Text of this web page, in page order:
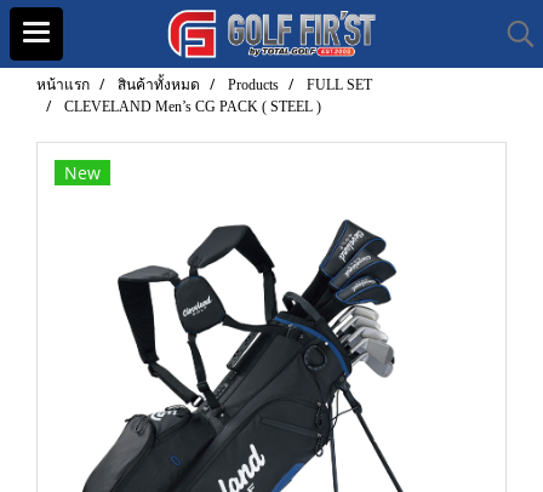
หน้าแรก สินค้าทั้งหมด Products
FULL SET
CLEVELAND Men’s CG PACK ( STEEL )
New